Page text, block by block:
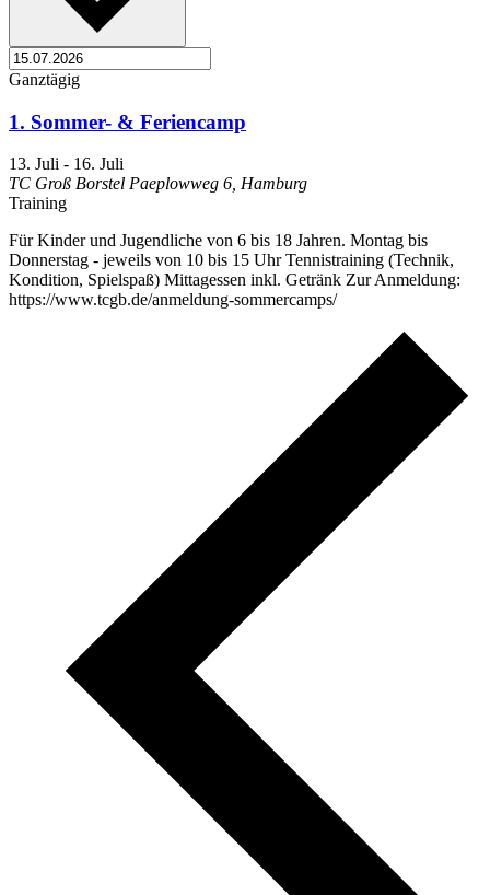
Ganztägig
1. Sommer- & Feriencamp
13. Juli - 16. Juli
TC Groß Borstel Paeplowweg 6, Hamburg
Training
Für Kinder und Jugendliche von 6 bis 18 Jahren. Montag bis
Donnerstag - jeweils von 10 bis 15 Uhr Tennistraining (Technik,
Kondition, Spielspaß) Mittagessen inkl. Getränk Zur Anmeldung:
https://www.tcgb.de/anmeldung-sommercamps/